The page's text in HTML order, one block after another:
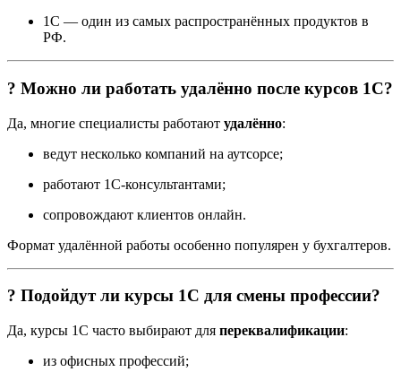
1С — один из самых распространённых продуктов в
РФ.
? Можно ли работать удалённо после курсов 1С?
Да, многие специалисты работают удалённо:
ведут несколько компаний на аутсорсе;
работают 1С-консультантами;
сопровождают клиентов онлайн.
Формат удалённой работы особенно популярен у бухгалтеров.
? Подойдут ли курсы 1С для смены профессии?
Да, курсы 1С часто выбирают для переквалификации:
из офисных профессий;